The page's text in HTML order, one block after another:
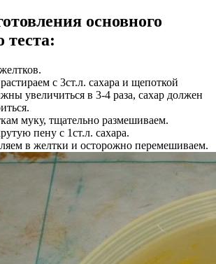
основного
теста:
с 3ст.л. сахара и щепоткой
увеличиться в 3-4 раза, сахар должен
муку, тщательно размешиваем.
пену с 1ст.л. сахара.
в желтки и осторожно перемешиваем.